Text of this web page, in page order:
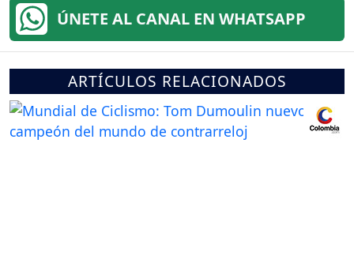
ÚNETE AL CANAL EN WHATSAPP
ARTÍCULOS RELACIONADOS